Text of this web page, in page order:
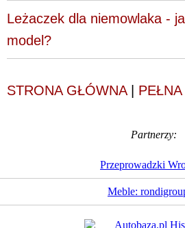
Leżaczek dla niemowlaka -
model?
STRONA GŁÓWNA|
Partnerzy:
Przeprowadzki
Meble: